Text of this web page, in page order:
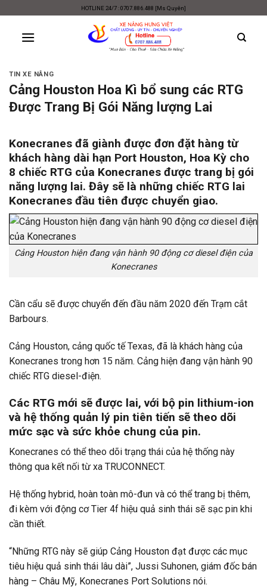
content
HOTLINE 24/7 : 0707.886.488 [Ms Quyên]
TIN XE NÂNG
Cảng Houston Hoa Kì bổ sung các RTG
Được Trang Bị Gói Năng lượng Lai
Konecranes đã giành được đơn đặt hàng từ
khách hàng dài hạn Port Houston, Hoa Kỳ cho
8 chiếc RTG của Konecranes được trang bị gói
năng lượng lai. Đây sẽ là những chiếc RTG lai
Konecranes đầu tiên được chuyển giao.
Cảng Houston hiện đang vận hành 90 động cơ diesel điện của
Konecranes
Cần cẩu sẽ được chuyển đến đầu năm 2020 đến Trạm cắt
Barbours.
Cảng Houston, cảng quốc tế Texas, đã là khách hàng của
Konecranes trong hơn 15 năm. Cảng hiện đang vận hành 90
chiếc RTG diesel-điện.
Các RTG mới sẽ được lai, với bộ pin lithium-ion
và hệ thống quản lý pin tiên tiến sẽ theo dõi
mức sạc và sức khỏe chung của pin.
Konecranes có thể theo dõi trạng thái của hệ thống này
thông qua kết nối từ xa TRUCONNECT.
Hệ thống hybrid, hoàn toàn mô-đun và có thể trang bị thêm,
đi kèm với động cơ Tier 4f hiệu quả sinh thái sẽ sạc pin khi
cần thiết.
“Những RTG này sẽ giúp Cảng Houston đạt được các mục
tiêu hiệu quả sinh thái lâu dài”, Jussi Suhonen, giám đốc bán
hàng – Châu Mỹ, Konecranes Port Solutions nói.